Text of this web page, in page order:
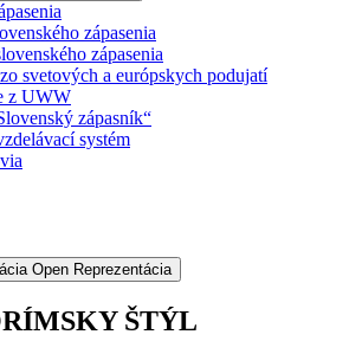
zápasenia
zápasenia
svetových a európskych podujatí
z UWW
zápasník“
systém
Open Reprezentácia
ŠTÝL